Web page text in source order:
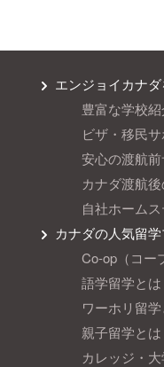
エンジョイカナ
豊富な学校紹
ビザ・移民サ
安心の渡航前
カナダ渡航
自社ホーム
カナダの人気留
Co-op（コー
語学留学とは
ワーホリ留
親子留学とは
カレッジ・